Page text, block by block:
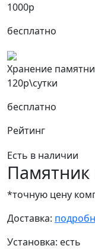
1000р
бесплатно
Хранение
120р\сутки
бесплатно
Рейтинг
Есть в наличии
Памятник
*точную цену
Доставка:
Установка: есть